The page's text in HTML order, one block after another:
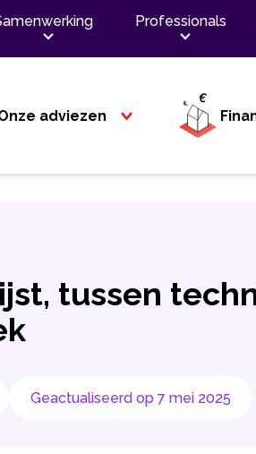
Professionals
adviezen
tussen
Geactualiseerd op 7 mei 2025